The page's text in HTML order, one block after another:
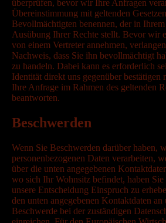
überprüfen, bevor wir Ihre Anfragen
Übereinstimmung mit geltenden
Bevollmächtigten benennen, der in
Ausübung Ihrer Rechte stellt. Bevor wir
von einem Vertreter annehmen,
Nachweis, dass Sie ihn bevollmächtigt
zu handeln. Dabei kann es erforderlich
Identität direkt uns gegenüber bestätigen
Ihre Anfrage im Rahmen des geltenden
beantworten.
Beschwerden
Wenn Sie Beschwerden darüber haben,
personenbezogenen Daten verarbeiten,
über die unten angegebenen
wo sich Ihr Wohnsitz befindet, haben Sie
unsere Entscheidung Einspruch zu
den unten angegebenen Kontaktdaten
Beschwerde bei der zuständigen